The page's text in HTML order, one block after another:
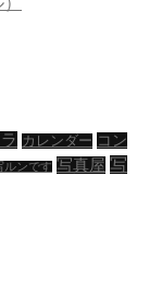
カレンダー コン
ルンです 写真屋 写